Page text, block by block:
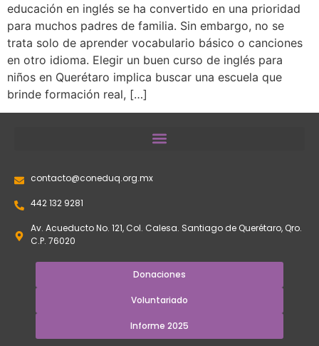
educación en inglés se ha convertido en una prioridad
para muchos padres de familia. Sin embargo, no se
trata solo de aprender vocabulario básico o canciones
en otro idioma. Elegir un buen curso de inglés para
niños en Querétaro implica buscar una escuela que
brinde formación real, […]
contacto@coneduq.org.mx
442 132 9281
Av. Acueducto No. 121, Col. Calesa. Santiago de Querétaro, Qro.
C.P. 76020
Donaciones
Voluntariado
Informe 2025